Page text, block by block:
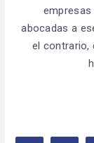
empresas
abocadas a
el contrario,